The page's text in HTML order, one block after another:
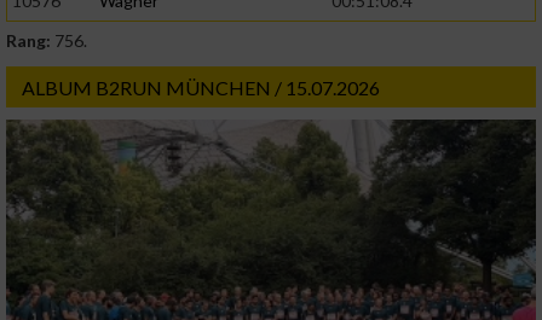
Rang: 756.
ALBUM B2RUN MÜNCHEN / 15.07.2026